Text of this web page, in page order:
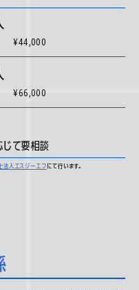
¥44,000
¥66,000
じて要相談
法人エスジーエフ にて行います。